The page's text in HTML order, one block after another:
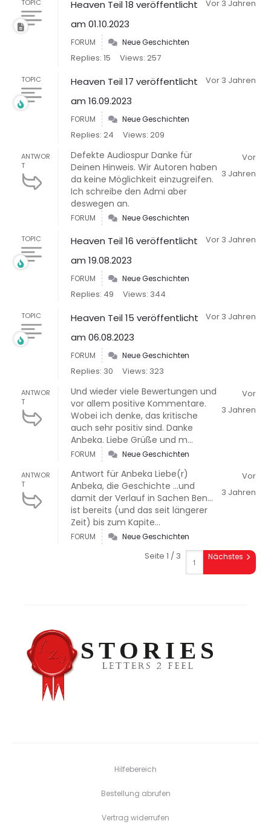
TOPIC
Heaven Teil 18 veröffentlicht
am 01.10.2023
Vor 3 Jahren
FORUM Neue Geschichten
Replies: 15 Views: 257
TOPIC
Heaven Teil 17 veröffentlicht
am 16.09.2023
Vor 3 Jahren
FORUM Neue Geschichten
Replies: 24 Views: 209
ANTWOR
T
Defekte Audiospur Danke für
Deinen Hinweis. Wir Autoren haben
da keine Möglichkeit einzugreifen.
Ich schreibe den Admi aber
deswegen an.
Vor
3 Jahren
FORUM Neue Geschichten
TOPIC
Heaven Teil 16 veröffentlicht
am 19.08.2023
Vor 3 Jahren
FORUM Neue Geschichten
Replies: 49 Views: 344
TOPIC
Heaven Teil 15 veröffentlicht
am 06.08.2023
Vor 3 Jahren
FORUM Neue Geschichten
Replies: 30 Views: 323
ANTWOR
T
Und wieder viele Bewertungen und
vor allem positive Kommentare.
Wobei ich denke, das kritische
auch sehr positiv sind. Danke
Anbeka. Liebe Grüße und m...
Vor
3 Jahren
FORUM Neue Geschichten
ANTWOR
T
Antwort für Anbeka Liebe(r)
Anbeka, die Geschichte ...und
damit der Verlauf in Sachen Ben...
ist bereits (und das seit längerer
Zeit) bis zum Kapite...
Vor
3 Jahren
FORUM Neue Geschichten
Seite 1 / 3 Nächstes
Hilfebereich
Bestellung abrufen
Vertrag widerrufen